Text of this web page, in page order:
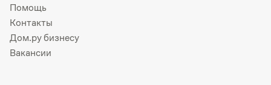
Помощь
Контакты
Дом.ру бизнесу
Вакансии